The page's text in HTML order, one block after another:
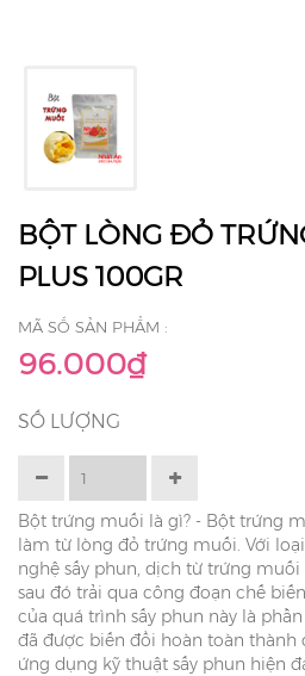
BỘT LÒNG ĐỎ
PLUS 100GR
MÃ SỐ SẢN PHẨM :
96.000₫
SỐ LƯỢNG
Bột trứng muối là gì? - Bột trứng
làm từ lòng đỏ trứng muối. Với
nghệ sấy phun, dịch từ trứng
sau đó trải qua công đoạn chế
của quá trình sấy phun này là
đã được biến đổi hoàn toàn
ứng dụng kỹ thuật sấy phun hiện